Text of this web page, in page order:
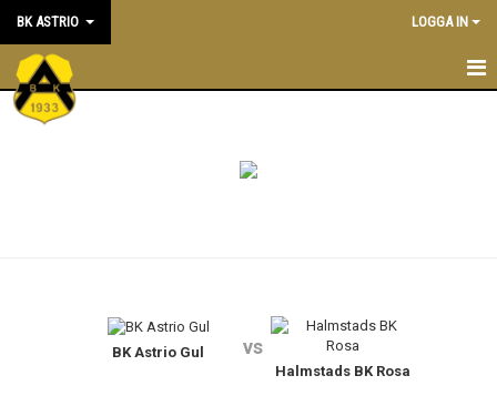
BK ASTRIO LOGGA IN
HEM
BK Astrio Gul vs
Halmstads BK Rosa